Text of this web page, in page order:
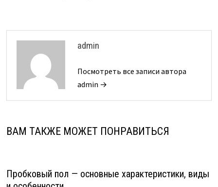
admin
Посмотреть все записи автора
admin →
ВАМ ТАКЖЕ МОЖЕТ ПОНРАВИТЬСЯ
Пробковый пол — основные характеристики, виды